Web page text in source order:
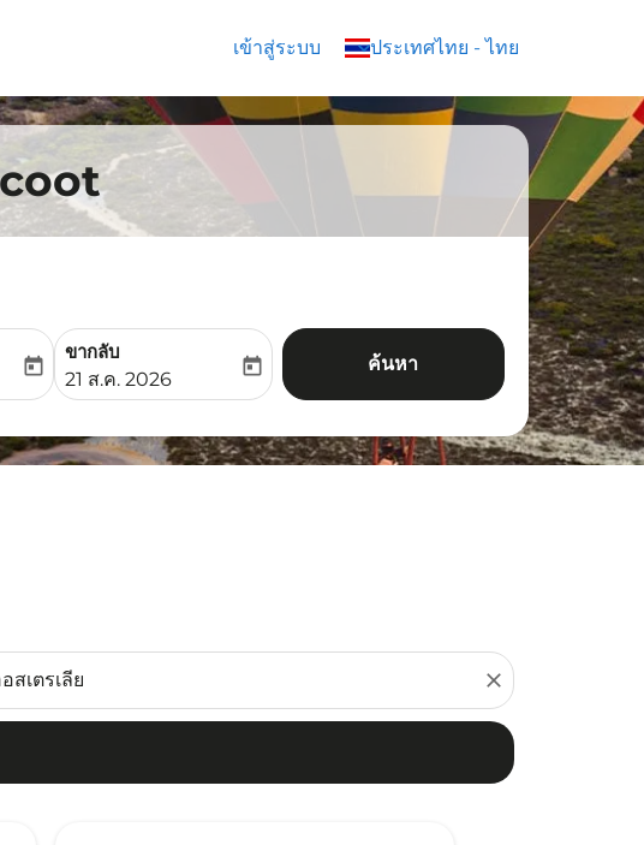
เข้าสู่ระบบ ประเทศไทย - ไทย
keyboard_arrow_down
date-aria-label
today
ขากลับ
fc-booking-return-date-aria-label
21 ส.ค. 2026
today ค้นหา
close